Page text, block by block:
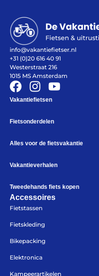
info@vakantiefietser.nl
+31 (0)20 616 40 91
Westerstraat 216
1015 MS Amsterdam
Vakantiefietsen
Fietsonderdelen
Alles voor de fietsvakantie
Vakantieverhalen
Tweedehands fiets kopen
Accessoires
Fietstassen
Fietskleding
Bikepacking
Elektronica
Kampeerartikelen